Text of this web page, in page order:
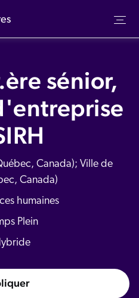
sénior,
Canada); Ville de
Canada)
humaines
Plein